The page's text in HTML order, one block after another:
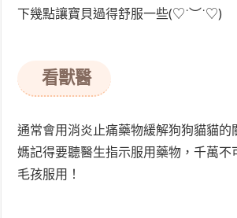
下幾點讓寶貝過得舒服一些(♡˙︶˙♡)
看獸醫
通常會用消炎止痛藥物緩解狗狗貓貓的
媽記得要聽醫生指示服用藥物，千萬不
毛孩服用！